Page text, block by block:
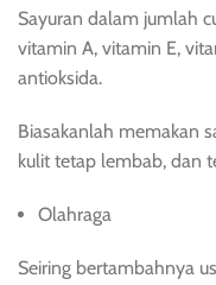
Sayuran dalam jumlah
vitamin A, vitamin E,
antioksida.
Biasakanlah memakan
kulit tetap lembab, dan
Olahraga
Seiring bertambahnya